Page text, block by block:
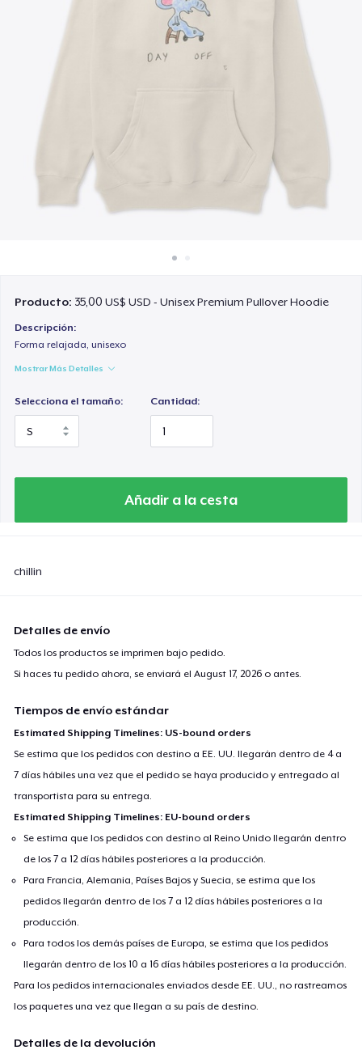
Venda en todas partes
Producto: 35,00 US$ USD - Unisex Premium Pullover Hoodie
Descripción:
Forma relajada, unisexo
Mostrar Más Detalles
Selecciona el tamaño: Cantidad:
Añadir a la cesta
chillin
Detalles de envío
Todos los productos se imprimen bajo pedido.
Si haces tu pedido ahora, se enviará elAugust 17, 2026 o antes.
Tiempos de envío estándar
Estimated Shipping Timelines: US-bound orders
Se estima que los pedidos con destino a EE. UU. llegarán dentro de 4 a
7 días hábiles una vez que el pedido se haya producido y entregado al
transportista para su entrega.
Estimated Shipping Timelines: EU-bound orders
Se estima que los pedidos con destino al Reino Unido llegarán dentro
de los 7 a 12 días hábiles posteriores a la producción.
Para Francia, Alemania, Países Bajos y Suecia, se estima que los
pedidos llegarán dentro de los 7 a 12 días hábiles posteriores a la
producción.
Para todos los demás países de Europa, se estima que los pedidos
llegarán dentro de los 10 a 16 días hábiles posteriores a la producción.
Para los pedidos internacionales enviados desde EE. UU., no rastreamos
los paquetes una vez que llegan a su país de destino.
Detalles de la devolución